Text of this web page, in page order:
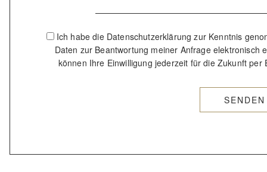
Ich habe die Datenschutzerklärung zur Kenntnis
Daten zur Beantwortung meiner Anfrage elektronisch
können Ihre Einwilligung jederzeit für die Zukunft